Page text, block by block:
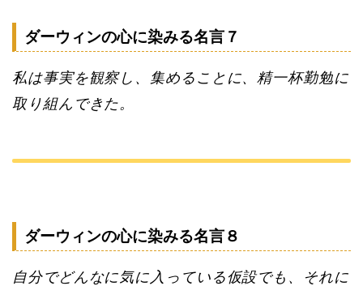
ダーウィンの心に染みる名言７
私は事実を観察し、集めることに、精一杯勤勉に
取り組んできた。
ダーウィンの心に染みる名言８
自分でどんなに気に入っている仮設でも、それに